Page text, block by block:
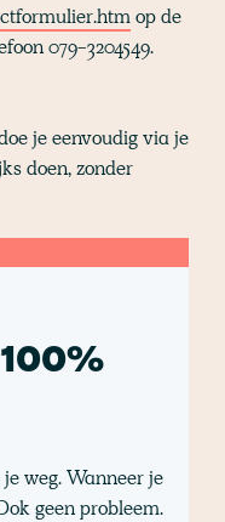
op de
079-3204549.
je eenvoudig via je
doen, zonder
weg. Wanneer je
geen probleem.